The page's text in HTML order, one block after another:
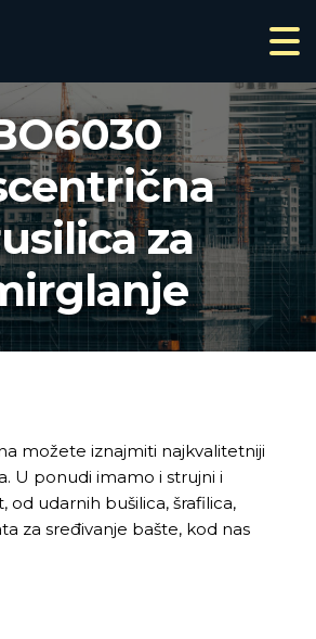
za
možete iznajmiti najkvalitetniji
U ponudi imamo i strujni i
od udarnih bušilica, šrafilica,
za sređivanje bašte, kod nas